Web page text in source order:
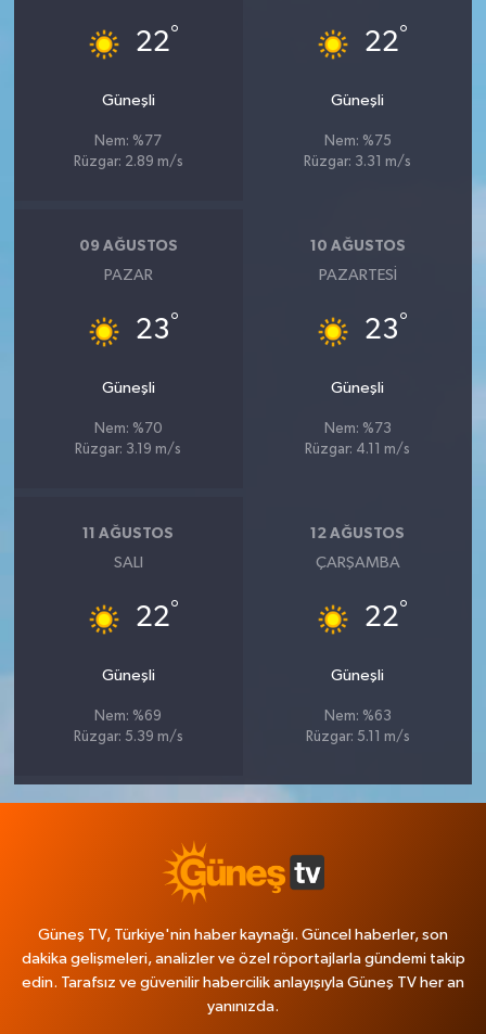
22°
Güneşli
Nem: %77
Rüzgar: 2.89 m/s
22°
Güneşli
Nem: %75
Rüzgar: 3.31 m/s
09 AĞUSTOS
PAZAR
23°
Güneşli
Nem: %70
Rüzgar: 3.19 m/s
10 AĞUSTOS
PAZARTESI
23°
Güneşli
Nem: %73
Rüzgar: 4.11 m/s
11 AĞUSTOS
SALI
22°
Güneşli
Nem: %69
Rüzgar: 5.39 m/s
12 AĞUSTOS
ÇARŞAMBA
22°
Güneşli
Nem: %63
Rüzgar: 5.11 m/s
Güneş TV, Türkiye'nin haber kaynağı. Güncel haberler, son
dakika gelişmeleri, analizler ve özel röportajlarla gündemi takip
edin. Tarafsız ve güvenilir habercilik anlayışıyla Güneş TV her an
yanınızda.